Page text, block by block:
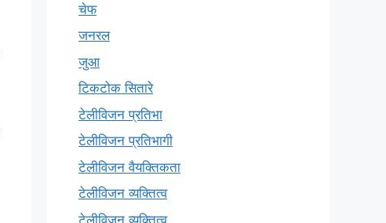
चेफ
जनरल
जुआ
टिकटोक सितारे
टेलीविजन प्रतिभा
टेलीविजन प्रतिभागी
टेलीविजन वैयक्तिकता
टेलीविजन व्यक्तित्व
टेलीविज़न व्यक्तित्व